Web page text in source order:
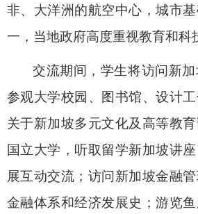
非、大洋洲的航空中心，城市
一，当地政府高度重视教育和科
交流期间，学生将访问新加
参观大学校园、图书馆、设计
关于新加坡多元文化及高等教
国立大学，听取留学新加坡讲
展互动交流；访问新加坡金融
金融体系和经济发展史；游览